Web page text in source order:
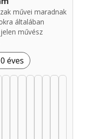
művei maradnak
általában
művész
éves